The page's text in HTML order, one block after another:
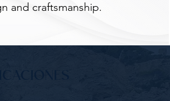
and craftsmanship.